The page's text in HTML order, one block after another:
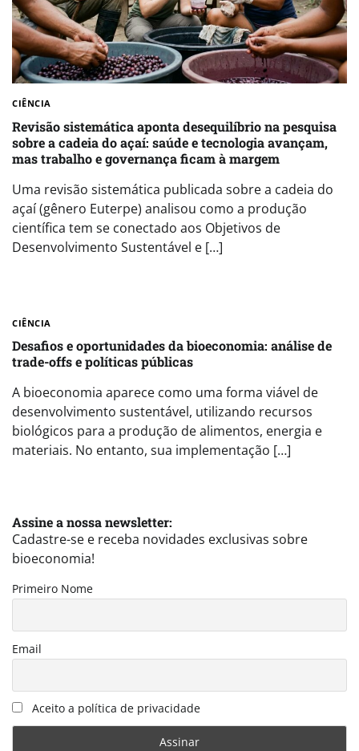
CIÊNCIA
Revisão sistemática aponta desequilíbrio na pesquisa
sobre a cadeia do açaí: saúde e tecnologia avançam,
mas trabalho e governança ficam à margem
Uma revisão sistemática publicada sobre a cadeia do
açaí (gênero Euterpe) analisou como a produção
científica tem se conectado aos Objetivos de
Desenvolvimento Sustentável e […]
CIÊNCIA
Desafios e oportunidades da bioeconomia: análise de
trade-offs e políticas públicas
A bioeconomia aparece como uma forma viável de
desenvolvimento sustentável, utilizando recursos
biológicos para a produção de alimentos, energia e
materiais. No entanto, sua implementação […]
Assine a nossa newsletter:
Cadastre-se e receba novidades exclusivas sobre
bioeconomia!
Primeiro Nome
Email
Aceito a política de privacidade